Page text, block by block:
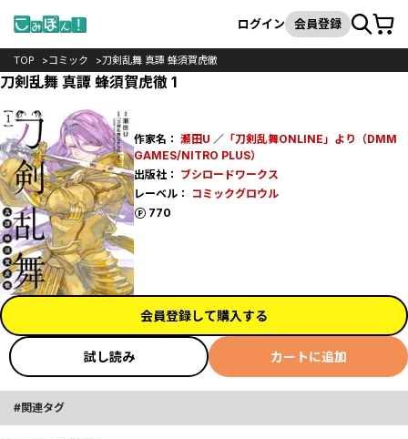
検索
ログイン 会員登録カート
TOP コミック 刀剣乱舞 真譚 蜂須賀虎徹
刀剣乱舞 真譚 蜂須賀虎徹 1
作家名： 瀬田U ／「刀剣乱舞ONLINE」より（DMM
GAMES/NITRO PLUS）
出版社： ブシロードワークス
レーベル：
コミックグロウル
770
ポイント
会員登録して購入する
試し読み カートに追加
関連タグ